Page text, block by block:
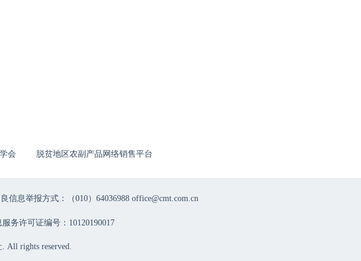
会 脱贫地区农副产品网络销售平台
信息举报方式：（010）64036988 office@cmt.com.cn
务许可证编号：10120190017
All rights reserved.